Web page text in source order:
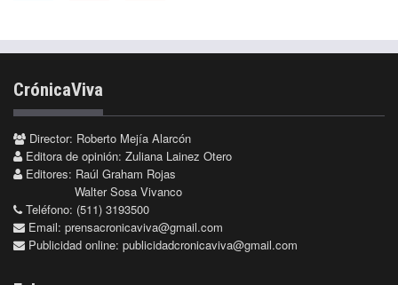
CrónicaViva
Director: Roberto Mejía Alarcón
Editora de opinión: Zuliana Lainez Otero
Editores: Raúl Graham Rojas
Walter Sosa Vivanco
Teléfono: (511) 3193500
Email: prensacronicaviva@gmail.com
Publicidad online: publicidadcronicaviva@gmail.com